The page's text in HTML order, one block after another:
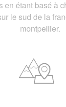
en étant basé à
le sud de la
montpellier.